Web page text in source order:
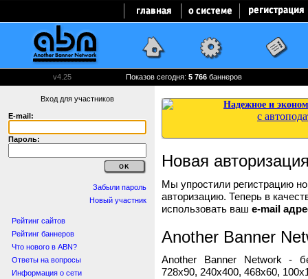
v4.25 Показов сегодня: 5 766 баннеров
Вход для участников
E-mail:
Пароль:
Забыли пароль
Новый участник
Рейтинг сайтов
Рейтинг баннеров
Что нового в ABN?
Ответы на вопросы
Информация о сети
Новая
Мы упростили регистрацию
авторизацию. Теперь в
использовать ваш e-mail
Another Banner
Another Banner Network -
728x90, 240x400, 468x60,